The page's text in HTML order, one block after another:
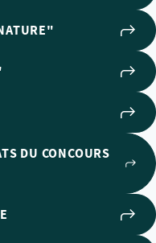
DU CONCOURS